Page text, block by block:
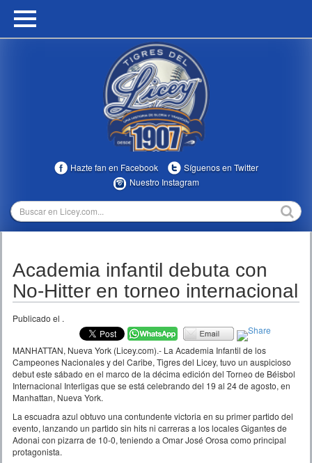
HOME
MULTIMEDIA
TEMPORADAS
Hazte fan en Facebook
Síguenos en Twitter
Nuestro Instagram
Academia infantil debuta con
No-Hitter en torneo internacional
Publicado el .
MANHATTAN, Nueva York (Licey.com).- La Academia Infantil de los
Campeones Nacionales y del Caribe, Tigres del Licey, tuvo un auspicioso
debut este sábado en el marco de la décima edición del Torneo de Béisbol
Internacional Interligas que se está celebrando del 19 al 24 de agosto, en
Manhattan, Nueva York.
La escuadra azul obtuvo una contundente victoria en su primer partido del
evento, lanzando un partido sin hits ni carreras a los locales Gigantes de
Adonai con pizarra de 10-0, teniendo a Omar José Orosa como principal
protagonista.